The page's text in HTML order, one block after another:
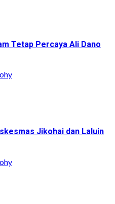
Tetap Percaya Ali Dano
Jikohai dan Laluin